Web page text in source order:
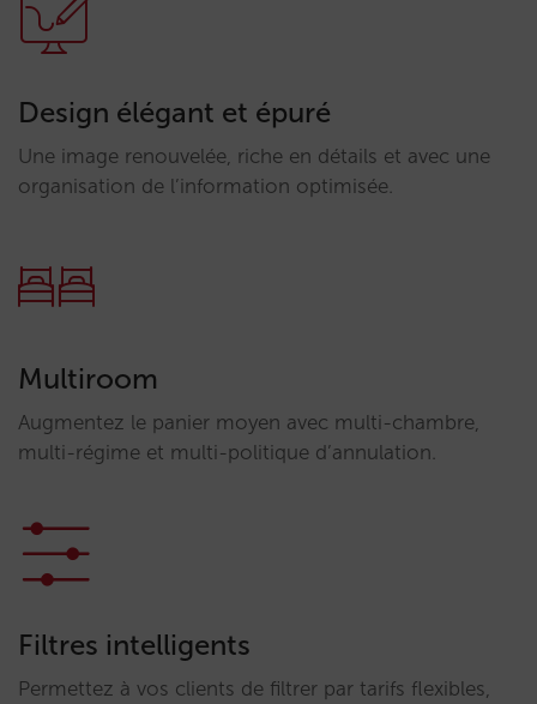
Design élégant et épuré
Une image renouvelée, riche en détails et avec une
organisation de l’information optimisée.
Multiroom
Augmentez le panier moyen avec multi-chambre,
multi-régime et multi-politique d’annulation.
Filtres intelligents
Permettez à vos clients de filtrer par tarifs flexibles,